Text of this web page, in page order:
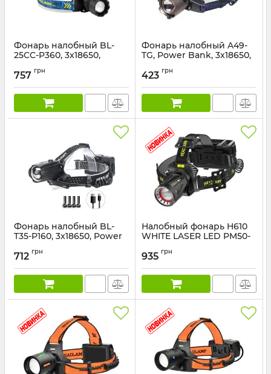
Фонарь налобный BL-
25CC-P360, 3x18650,
Артикул:
757 грн
Фонарь налобный A49-
TG, Power Bank, 3x18650,
Артикул:
423 грн
Фонарь налобный BL-
T35-P160, 3x18650, Power
Артикул:
712 грн
Налобный фонарь H610
WHITE LASER LED PM50-
Артикул:
935 грн